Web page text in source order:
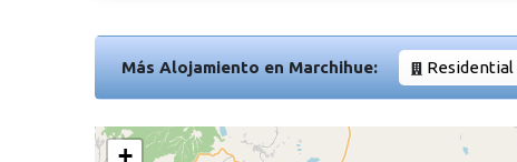
Más Alojamiento en Marchihue:
+